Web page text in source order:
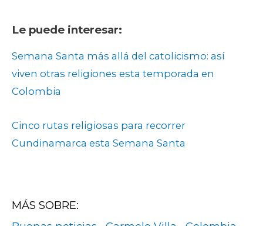
Le puede interesar:
Semana Santa más allá del catolicismo: así
viven otras religiones esta temporada en
Colombia
Cinco rutas religiosas para recorrer
Cundinamarca esta Semana Santa
MÁS SOBRE: